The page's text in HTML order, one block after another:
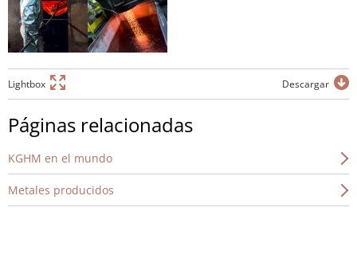
Lightbox Descargar
Páginas relacionadas
KGHM en el mundo
Metales producidos